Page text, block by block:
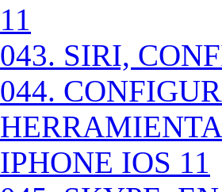
11
043. SIRI,
044.
IPHONE IOS 11